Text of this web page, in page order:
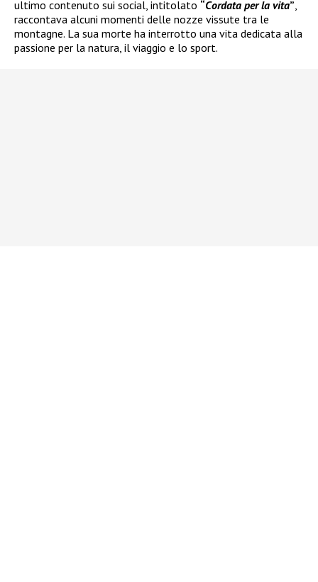
ultimo contenuto sui social, intitolato “Cordata per la vita”
raccontava alcuni momenti delle nozze vissute tra le
montagne. La sua morte ha interrotto una vita dedicata alla
passione per la natura, il viaggio e lo sport.